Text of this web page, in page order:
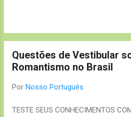
encantada saiu aos pulos de
filha.
Questões de Vestibular
Romantismo no Brasil
Por Nosso Português
TESTE SEUS CONHECIMENTOS